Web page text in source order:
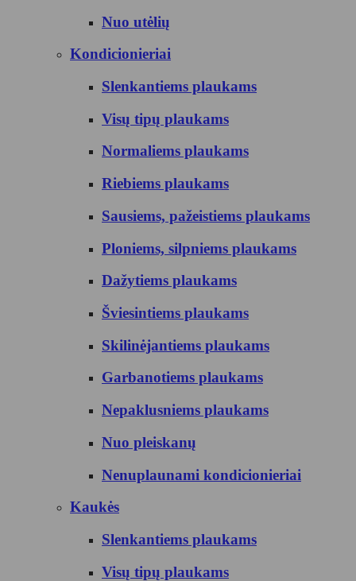
Nuo utėlių
Kondicionieriai
Slenkantiems plaukams
Visų tipų plaukams
Normaliems plaukams
Riebiems plaukams
Sausiems, pažeistiems plaukams
Ploniems, silpniems plaukams
Dažytiems plaukams
Šviesintiems plaukams
Skilinėjantiems plaukams
Garbanotiems plaukams
Nepaklusniems plaukams
Nuo pleiskanų
Nenuplaunami kondicionieriai
Kaukės
Slenkantiems plaukams
Visų tipų plaukams